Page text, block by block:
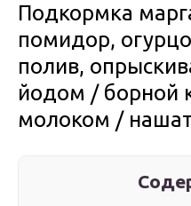
Подкормка
помидор,
полив,
йодом / борной
молоком /